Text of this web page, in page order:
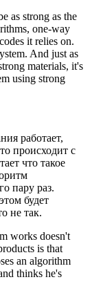
as strong as the
one-way
it relies on.
And just as
materials, it's
using strong
работает,
происходит с
что такое
пару раз.
будет
не так.
works doesn't
is that
an algorithm
thinks he's